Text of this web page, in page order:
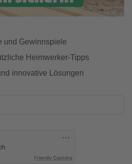
und Gewinnspiele
Heimwerker-Tipps
innovative Lösungen
Friendly Captcha